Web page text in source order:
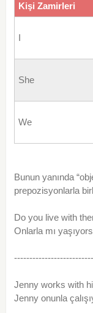
Kişi Zamirleri
I
She
We
Bunun yanında
prepozisyonlarla
Do you live with
Onlarla mı
Jenny works with
Jenny onunla